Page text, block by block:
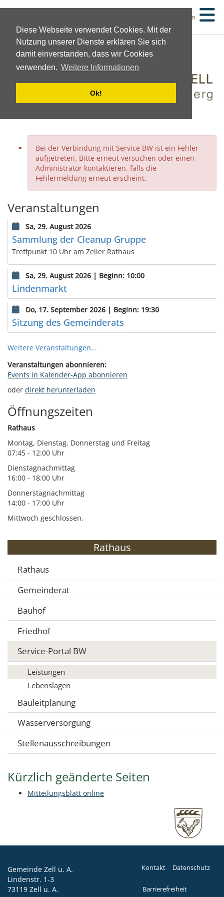
Diese Webseite verwendet Cookies. Mit der
Nutzung unserer Dienste erklären Sie sich
damit einverstanden, dass wir Cookies
verwenden. Weitere Informationen
Ok!
Suchen
Bei der Verbindung mit Service BW ist ein Fehler
aufgetreten. Bitte erneut versuchen oder einen
Administrator kontaktieren, falls die
Fehlermeldung erneut erscheint.
Veranstaltungen
Sa, 29. August 2026
Sammlung der Cleanup Gruppe
Treffpunkt 10 Uhr am Zeller Rathaus
Sa, 29. August 2026 | Beginn: 10:00
Lindenmarkt
Do, 17. September 2026 | Beginn: 19:30
Sitzung des Gemeinderats
Weitere Veranstaltungen...
Veranstaltungen abonnieren:
Events in Kalender-App abonnieren
oder direkt herunterladen
Öffnungszeiten
Rathaus
Montag, Dienstag, Donnerstag und Freitag
07:45 - 12:00 Uhr
Dienstagnachmittag
16:00 - 18:00 Uhr
Donnerstagnachmittag
14:00 - 17:00 Uhr
Mittwoch geschlossen.
Rathaus
Rathaus
Gemeinderat
Bauhof
Friedhof
Service-Portal BW
Leistungen
Lebenslagen
Bauleitplanung
Wasserversorgung
Stellenausschreibungen
Kürzlich geänderte Seiten
Mitteilungsblatt online
Gemeinde Zell u. A.
Lindenstr. 1-3
73119 Zell u. A.
Kontakt Datenschutz
Barrierefreiheit